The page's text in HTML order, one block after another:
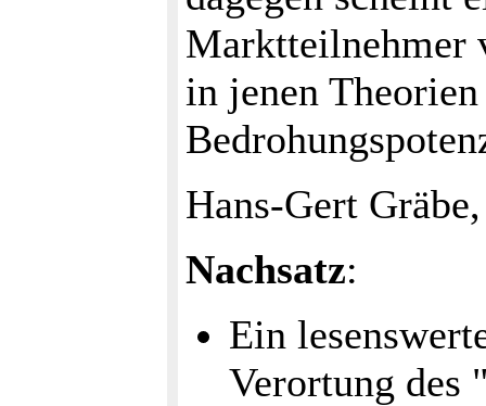
Marktteilnehmer
in jenen
Hans-Gert
Nachsatz:
Ein
Verortung des